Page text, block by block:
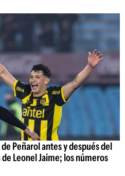
Peñarol antes y después del
Leonel Jaime; los números